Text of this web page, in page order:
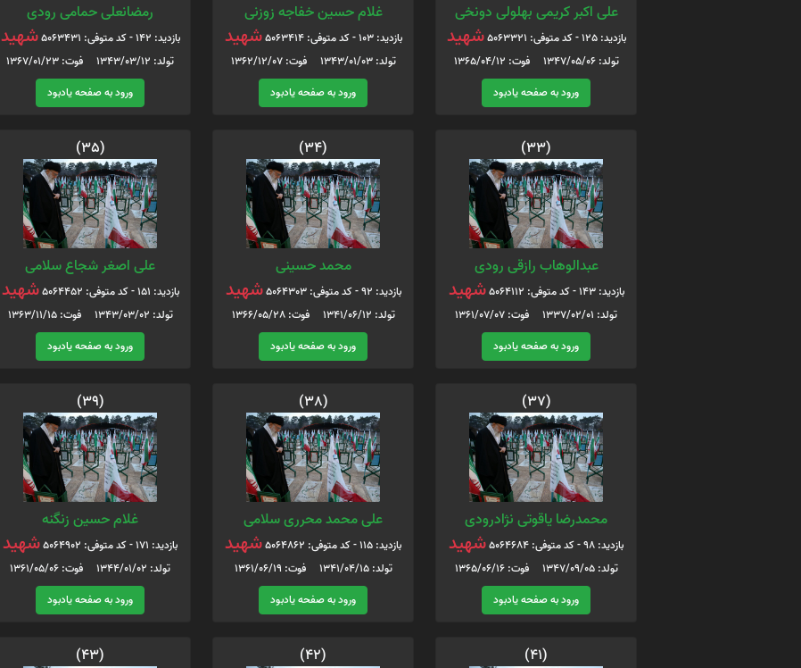
علی اکبر کریمی بهلولی دونخی
بازدید: 125 - کد متوفی: 5063321 شهید
تولد: 1347/05/06 فوت: 1365/04/12
ورود به صفحه یادبود
غلام حسین خفاجه زوزنی
بازدید: 103 - کد متوفی: 5063414 شهید
تولد: 1343/01/03 فوت: 1362/12/07
ورود به صفحه یادبود
رمضانعلی حمامی رودی
بازدید: 142 - کد متوفی: 5063431 شهید
تولد: 1343/03/12 فوت: 1367/01/23
ورود به صفحه یادبود
(33)
عبدالوهاب رازقی رودی
بازدید: 143 - کد متوفی: 5064112 شهید
تولد: 1337/02/01 فوت: 1361/07/07
ورود به صفحه یادبود
(34)
محمد حسینی
بازدید: 92 - کد متوفی: 5064303 شهید
تولد: 1341/06/12 فوت: 1366/05/28
ورود به صفحه یادبود
(35)
علی اصغر شجاع سلامی
بازدید: 151 - کد متوفی: 5064452 شهید
تولد: 1343/03/02 فوت: 1363/11/15
ورود به صفحه یادبود
(37)
محمدرضا یاقوتی نژادرودی
بازدید: 98 - کد متوفی: 5064684 شهید
تولد: 1347/09/05 فوت: 1365/06/16
ورود به صفحه یادبود
(38)
علی محمد محرری سلامی
بازدید: 115 - کد متوفی: 5064862 شهید
تولد: 1341/04/15 فوت: 1361/06/19
ورود به صفحه یادبود
(39)
غلام حسین زنگنه
بازدید: 171 - کد متوفی: 5064902 شهید
تولد: 1344/01/02 فوت: 1361/05/06
ورود به صفحه یادبود
(41)
(42)
(43)